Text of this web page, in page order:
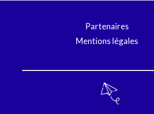
Partenaires
Mentions légales